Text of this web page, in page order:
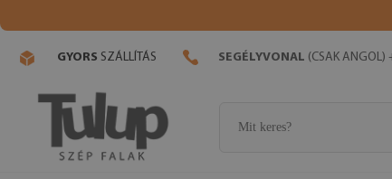
GYORS SZÁLLÍTÁS SEGÉLYVONAL (CSAK ANGOL)